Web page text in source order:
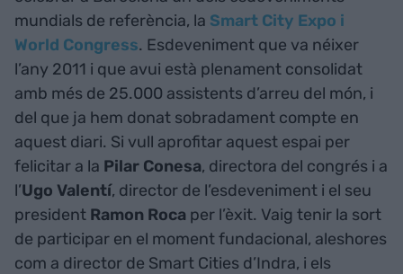
mundials de referència, la Smart City Expo i
World Congress. Esdeveniment que va néixer
l’any 2011 i que avui està plenament consolidat
amb més de 25.000 assistents d’arreu del món, i
del que ja hem donat sobradament compte en
aquest diari. Si vull aprofitar aquest espai per
felicitar a la Pilar Conesa, directora del congrés i a
l’Ugo Valentí, director de l’esdeveniment i el seu
president Ramon Roca per l’èxit. Vaig tenir la sort
de participar en el moment fundacional, aleshores
com a director de Smart Cities d’Indra, i els